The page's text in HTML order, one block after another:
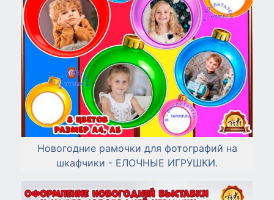
Новогодние рамочки для фотографий на
шкафчики - ЕЛОЧНЫЕ ИГРУШКИ.